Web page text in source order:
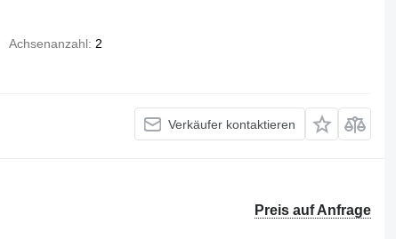
Achsenanzahl 2
Verkäufer kontaktieren
Preis auf Anfrage